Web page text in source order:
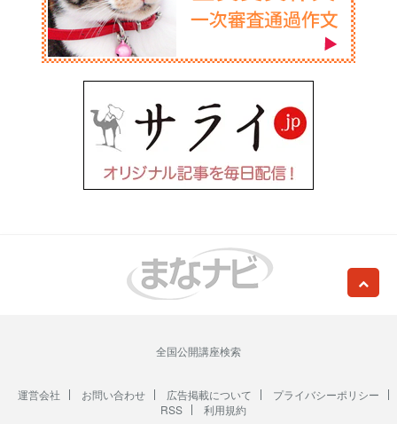
全国公開講座検索
運営会社 お問い合わせ 広告掲載について
プライバシーポリシー
RSS
利用規約